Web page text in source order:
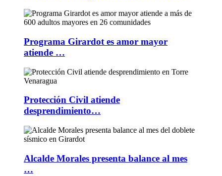
Programa Girardot es amor mayor
atiende …
Protección Civil atiende
desprendimiento…
Alcalde Morales presenta balance al mes
…